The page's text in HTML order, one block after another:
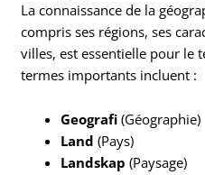
La connaissance de la
compris ses régions, ses
villes, est essentielle pour le
termes importants incluent :
Geografi (Géographie)
Land (Pays)
Landskap (Paysage)